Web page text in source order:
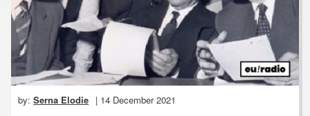
by:Serna Elodie | 14 December 2021